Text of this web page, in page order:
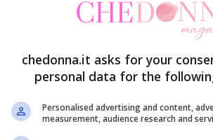
chedonna.it asks for your
personal data for the
Personalised advertising and content,
measurement, audience research and